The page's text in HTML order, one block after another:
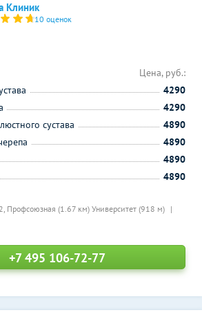
Клиник
10 оценок
Профсоюзная (1.67 км) Университет (918 м)
Цена, руб.:
4290
4290
сустава
4890
4890
4890
4890
+7 495 106-72-77